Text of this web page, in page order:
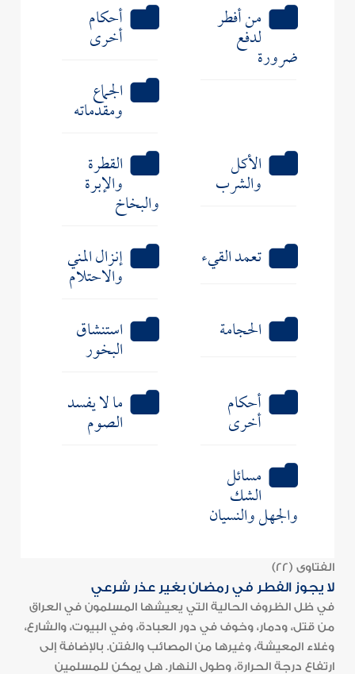
من أفطر
لدفع
ضرورة
أحكام
أخرى
الجماع
ومقدماته
الأكل
والشرب
القطرة
والإبرة
والبخاخ
تعمد القيء
إنزال المني
والاحتلام
الحجامة
استنشاق
البخور
أحكام
أخرى
ما لا يفسد
الصوم
مسائل
الشك
والجهل والنسيان
الفتاوى (22)
لا يجوز الفطر في رمضان بغير عذر شرعي
في ظل الظروف الحالية التي يعيشها المسلمون في العراق
من قتل، ودمار، وخوف في دور العبادة، وفي البيوت، والشارع،
وغلاء المعيشة، وغيرها من المصائب والفتن. بالإضافة إلى
ارتفاع درجة الحرارة، وطول النهار. هل يمكن للمسلمين